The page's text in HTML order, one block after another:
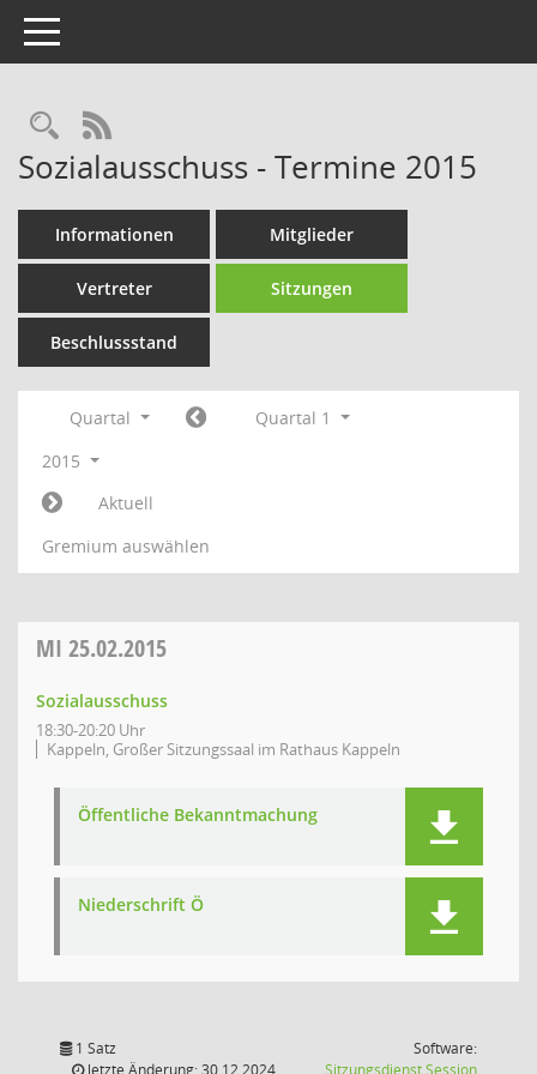
Toggle navigation
Rechercheauswahl
RSS-Feed
Sozialausschuss - Termine 2015
Informationen Mitglieder
Vertreter Sitzungen
Beschlussstand
Quartal
Quartal 1
2015
Aktuell
Gremium auswählen
MI 25.02.2015
Sozialausschuss
18:30-20:20 Uhr
Kappeln, Großer Sitzungssaal im Rathaus Kappeln
Öffentliche Bekanntmachung
Niederschrift Ö
1 Satz
letzte Änderung: 30.12.2024
Software:
SitzungsdienstSession(Wird in